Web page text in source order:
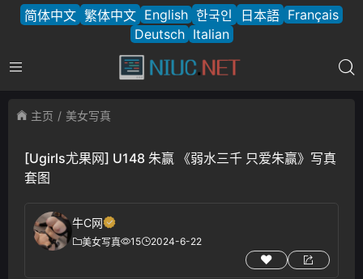
简体中文 繁体中文 English 한국인 日本語 Français
Deutsch Italian
主页 美女写真
[Ugirls尤果网] U148 朱赢 《弱水三千 只爱朱赢》写真
套图
牛C网
美女写真 15 2024-6-22